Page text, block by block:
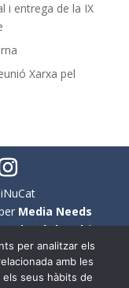
i entrega de la IX
Xarxa pel
Media Needs
|Avís legal|
no sexista del
per analitzar els
amb les
els seus hàbits de